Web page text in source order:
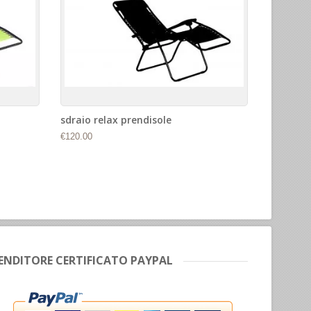
sdraio relax prendisole
€120.00
CERTIFICATO PAYPAL